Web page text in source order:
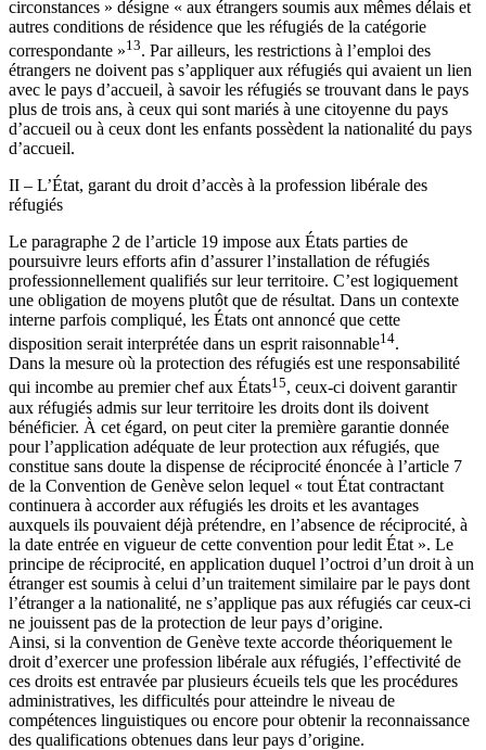
circonstances » désigne « aux étrangers soumis aux mêmes délais et
autres conditions de résidence que les réfugiés de la catégorie
correspondante »13. Par ailleurs, les restrictions à l’emploi des
étrangers ne doivent pas s’appliquer aux réfugiés qui avaient un lien
avec le pays d’accueil, à savoir les réfugiés se trouvant dans le pays
plus de trois ans, à ceux qui sont mariés à une citoyenne du pays
d’accueil ou à ceux dont les enfants possèdent la nationalité du pays
d’accueil.
II – L’État, garant du droit d’accès à la profession libérale des
réfugiés
Le paragraphe 2 de l’article 19 impose aux États parties de
poursuivre leurs efforts afin d’assurer l’installation de réfugiés
professionnellement qualifiés sur leur territoire. C’est logiquement
une obligation de moyens plutôt que de résultat. Dans un contexte
interne parfois compliqué, les États ont annoncé que cette
disposition serait interprétée dans un esprit raisonnable14.
Dans la mesure où la protection des réfugiés est une responsabilité
qui incombe au premier chef aux États15, ceux-ci doivent garantir
aux réfugiés admis sur leur territoire les droits dont ils doivent
bénéficier. À cet égard, on peut citer la première garantie donnée
pour l’application adéquate de leur protection aux réfugiés, que
constitue sans doute la dispense de réciprocité énoncée à l’article 7
de la Convention de Genève selon lequel « tout État contractant
continuera à accorder aux réfugiés les droits et les avantages
auxquels ils pouvaient déjà prétendre, en l’absence de réciprocité, à
la date entrée en vigueur de cette convention pour ledit État ». Le
principe de réciprocité, en application duquel l’octroi d’un droit à un
étranger est soumis à celui d’un traitement similaire par le pays dont
l’étranger a la nationalité, ne s’applique pas aux réfugiés car ceux-ci
ne jouissent pas de la protection de leur pays d’origine.
Ainsi, si la convention de Genève texte accorde théoriquement le
droit d’exercer une profession libérale aux réfugiés, l’effectivité de
ces droits est entravée par plusieurs écueils tels que les procédures
administratives, les difficultés pour atteindre le niveau de
compétences linguistiques ou encore pour obtenir la reconnaissance
des qualifications obtenues dans leur pays d’origine.